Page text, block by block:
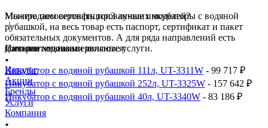
Мы продаем сертифицированные инкубаторы с водяной
рубашкой, на весь товар есть паспорт, сертификат и пакет
обязательных документов. А для ряда направлений есть
дополнительные сервисные услуги.
Можете посоветовать топ3 лучших моделей?
Самыми ходовыми являются:
Инкубатор с водяной рубашкой 111л, UT-3311W - 99 717 ₽
Инкубатор с водяной рубашкой 252л, UT-3325W - 157 642 ₽
Инкубатор с водяной рубашкой 40л, UT-3340W - 83 186 ₽
Интернет-магазин
Каталог
Акции
Бренды
Услуги
Компания